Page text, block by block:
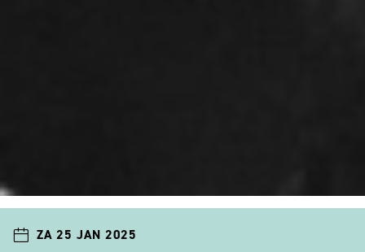
ZA 25 JAN 2025